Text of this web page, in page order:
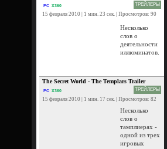
PC X360 ТРЕЙЛЕРЫ
15 февраля 2010 | 1 мин. 23 сек. | Просмотров: 90
Несколько
слов о
деятельности
иллюминатов.
The Secret World - The Templars Trailer
PC X360 ТРЕЙЛЕРЫ
15 февраля 2010 | 1 мин. 17 сек. | Просмотров: 82
Несколько
слов о
тамплиерах -
одной из трех
игровых